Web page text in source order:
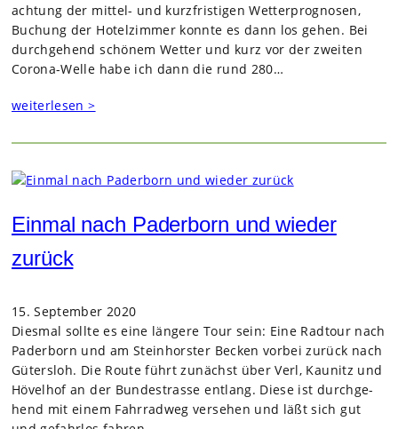
ach­tung der mit­tel- und kurz­fris­ti­gen Wet­ter­pro­gno­sen,
Buchung der Hotel­zim­mer konnte es dann los gehen. Bei
durch­ge­hend schö­nem Wet­ter und kurz vor der zwei­ten
Corona-Welle habe ich dann die rund 280…
weiterlesen >
Einmal nach Paderborn und wieder
zurück
15. September 2020
Dies­mal sollte es eine län­gere Tour sein: Eine Rad­tour nach
Pader­born und am Stein­hors­ter Becken vor­bei zurück nach
Güters­loh. Die Route führt zunächst über Verl, Kau­nitz und
Hövel­hof an der Bun­de­strasse ent­lang. Diese ist durch­ge­
hend mit einem Fahr­rad­weg ver­se­hen und läßt sich gut